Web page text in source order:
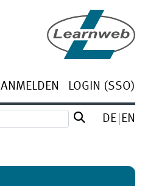
ANMELDEN LOGIN (SSO)
DE EN